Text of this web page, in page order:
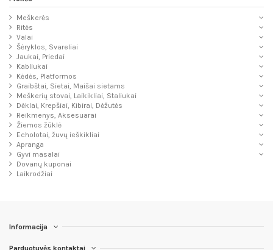
Meškerės
Ritės
Valai
Šėryklos, Svareliai
Jaukai, Priedai
Kabliukai
Kėdės, Platformos
Graibštai, Sietai, Maišai sietams
Meškerių stovai, Laikikliai, Staliukai
Dėklai, Krepšiai, Kibirai, Dėžutės
Reikmenys, Aksesuarai
Žiemos žūklė
Echolotai, žuvų ieškikliai
Apranga
Gyvi masalai
Dovanų kuponai
Laikrodžiai
Informacija
Parduotuvės kontaktai